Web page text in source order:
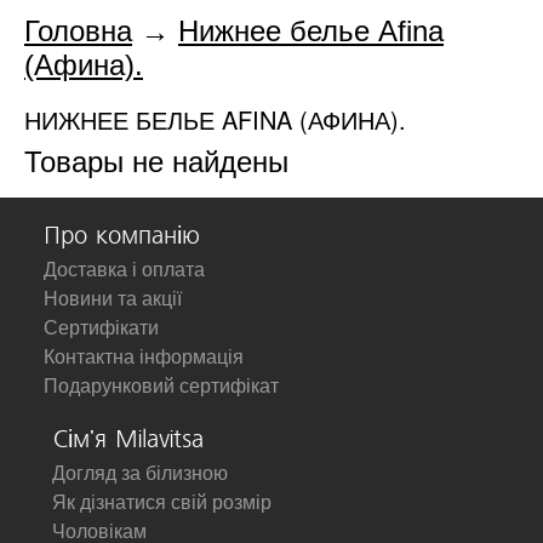
Головна→ Нижнее белье Afina
(Афина).
НИЖНЕЕ БЕЛЬЕ AFINA (АФИНА).
Товары не найдены
Про компанію
Доставка і оплата
Новини та акції
Сертифікати
Контактна інформація
Подарунковий сертифікат
Сім'я Milavitsa
Догляд за білизною
Як дізнатися свій розмір
Чоловікам